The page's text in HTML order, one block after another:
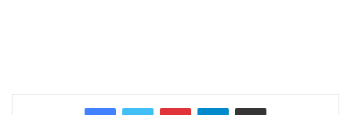
PinterestTelegramShare via Email